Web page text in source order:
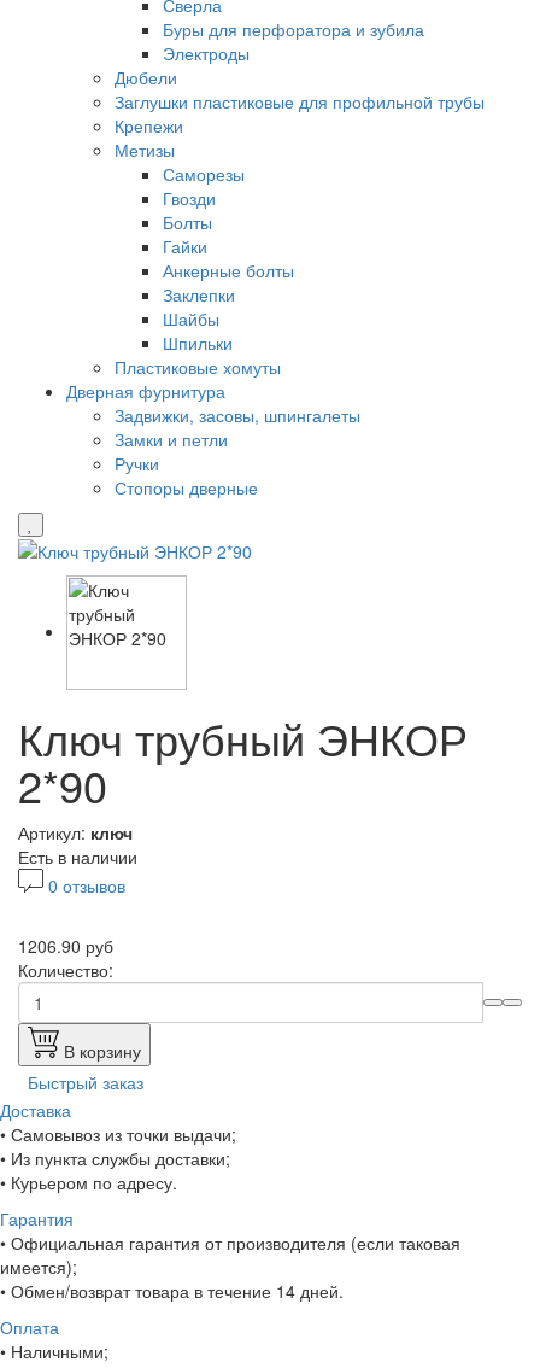
Сверла
Буры для перфоратора и зубила
Электроды
Дюбели
Заглушки пластиковые для профильной трубы
Крепежи
Метизы
Саморезы
Гвозди
Болты
Гайки
Анкерные болты
Заклепки
Шайбы
Шпильки
Пластиковые хомуты
Дверная фурнитура
Задвижки, засовы, шпингалеты
Замки и петли
Ручки
Стопоры дверные
Ключ трубный ЭНКОР
2*90
Артикул: ключ
Есть в наличии
0 отзывов
1206.90 руб
Количество:
В корзину
Быстрый заказ
Доставка
• Самовывоз из точки выдачи;
• Из пункта службы доставки;
• Курьером по адресу.
Гарантия
• Официальная гарантия от производителя (если таковая
имеется);
• Обмен/возврат товара в течение 14 дней.
Оплата
• Наличными;